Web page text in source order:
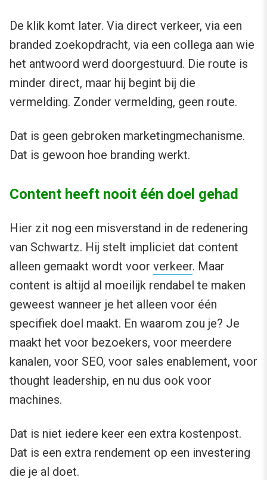
De klik komt later. Via direct verkeer, via een
branded zoekopdracht, via een collega aan wie
het antwoord werd doorgestuurd. Die route is
minder direct, maar hij begint bij die
vermelding. Zonder vermelding, geen route.
Dat is geen gebroken marketingmechanisme.
Dat is gewoon hoe branding werkt.
Content heeft nooit één doel gehad
Hier zit nog een misverstand in de redenering
van Schwartz. Hij stelt impliciet dat content
alleen gemaakt wordt voor verkeer. Maar
content is altijd al moeilijk rendabel te maken
geweest wanneer je het alleen voor één
specifiek doel maakt. En waarom zou je? Je
maakt het voor bezoekers, voor meerdere
kanalen, voor SEO, voor sales enablement, voor
thought leadership, en nu dus ook voor
machines.
Dat is niet iedere keer een extra kostenpost.
Dat is een extra rendement op een investering
die je al doet.